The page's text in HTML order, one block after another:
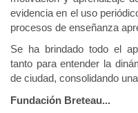
evidencia en el uso
procesos de enseñanza
Se ha brindado todo el
tanto para entender la
de ciudad, consolidando
Fundación Breteau...